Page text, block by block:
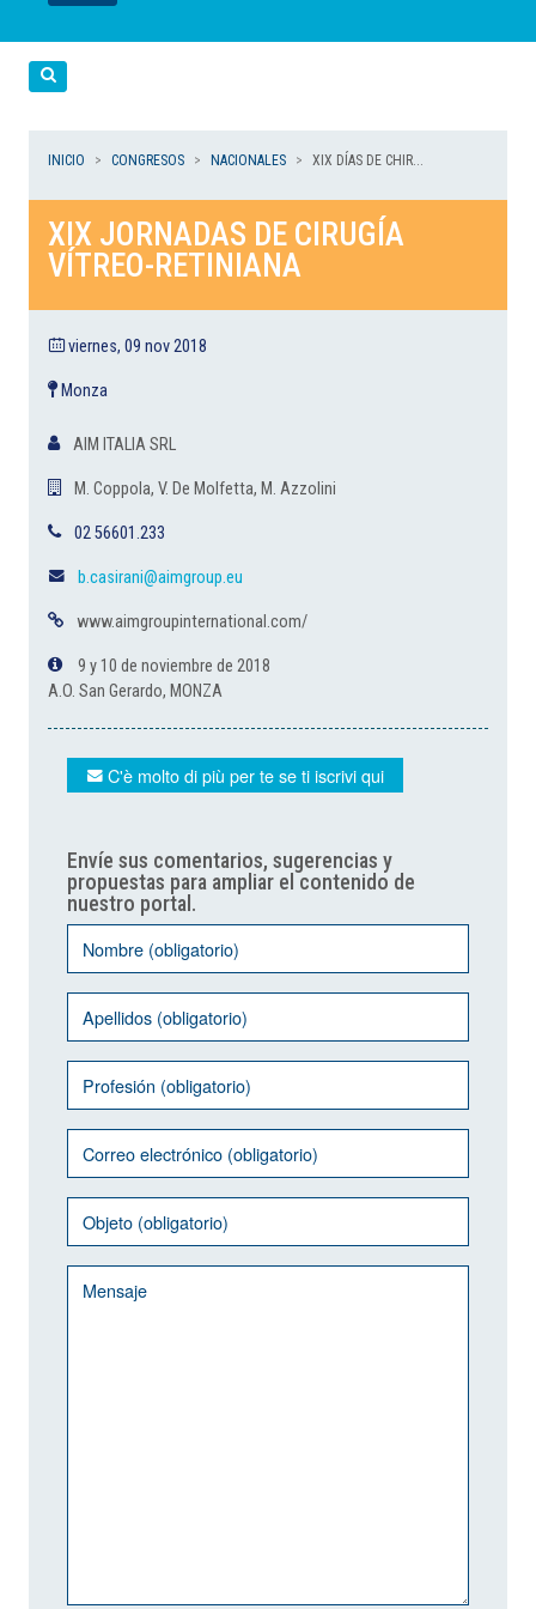
LEER
LEER
LEER
LEER
LEER
INICIO CONGRESOS NACIONALES XIX DÍAS DE CHIR...
XIX JORNADAS DE CIRUGÍA
VÍTREO-RETINIANA
viernes, 09 nov 2018
Monza
AIM ITALIA SRL
M. Coppola, V. De Molfetta, M. Azzolini
02 56601.233
b.casirani@aimgroup.eu
www.aimgroupinternational.com/
9 y 10 de noviembre de 2018
A.O. San Gerardo, MONZA
C'è molto di più per te se ti iscrivi qui
Envíe sus comentarios, sugerencias y
propuestas para ampliar el contenido de
nuestro portal.